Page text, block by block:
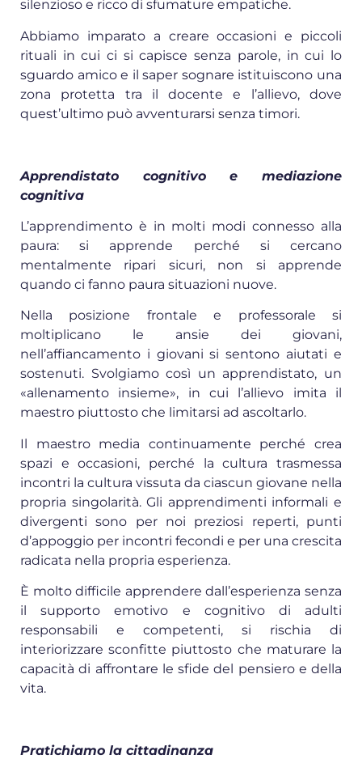
silenzioso e ricco di sfumature empatiche.
Abbiamo imparato a creare occasioni e piccoli
rituali in cui ci si capisce senza parole, in cui lo
sguardo amico e il saper sognare istituiscono una
zona protetta tra il docente e l’allievo, dove
quest’ultimo può avventurarsi senza timori.
Apprendistato cognitivo e mediazione
cognitiva
L’apprendimento è in molti modi connesso alla
paura: si apprende perché si cercano
mentalmente ripari sicuri, non si apprende
quando ci fanno paura situazioni nuove.
Nella posizione frontale e professorale si
moltiplicano le ansie dei giovani,
nell’affiancamento i giovani si sentono aiutati e
sostenuti. Svolgiamo così un apprendistato, un
«allenamento insieme», in cui l’allievo imita il
maestro piuttosto che limitarsi ad ascoltarlo.
Il maestro media continuamente perché crea
spazi e occasioni, perché la cultura trasmessa
incontri la cultura vissuta da ciascun giovane nella
propria singolarità. Gli apprendimenti informali e
divergenti sono per noi preziosi reperti, punti
d’appoggio per incontri fecondi e per una crescita
radicata nella propria esperienza.
È molto difficile apprendere dall’esperienza senza
il supporto emotivo e cognitivo di adulti
responsabili e competenti, si rischia di
interiorizzare sconfitte piuttosto che maturare la
capacità di affrontare le sfide del pensiero e della
vita.
Pratichiamo la cittadinanza